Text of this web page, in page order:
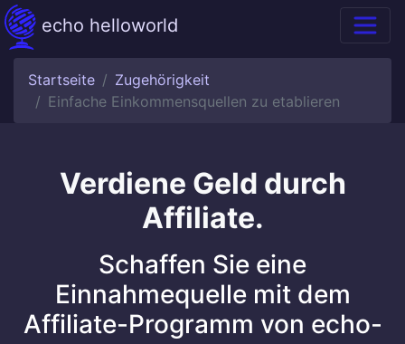
echo helloworld
Startseite
Zugehörigkeit
Einfache Einkommensquellen zu etablieren
Verdiene Geld durch
Affiliate.
Schaffen Sie eine
Einnahmequelle mit dem
Affiliate-Programm von echo-